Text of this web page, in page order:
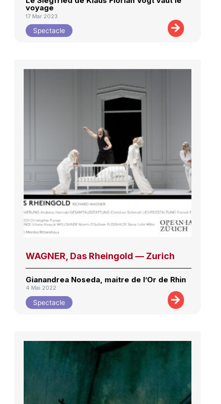
voyage
17 Mar 2023
Spectacle
WAGNER, Das Rheingold — Zurich
Gianandrea Noseda, maitre de l’Or de Rhin
4 Mai 2022
Spectacle